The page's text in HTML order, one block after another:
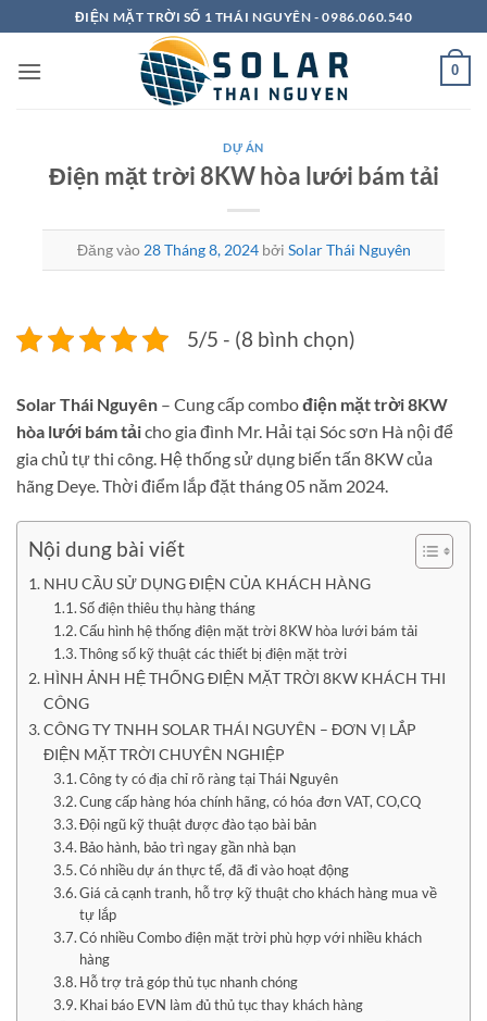
qua
nội
ĐIỆN MẶT TRỜI SỐ 1 THÁI NGUYÊN - 0986.060.540
0
DỰ ÁN
Điện mặt trời 8KW hòa lưới bám tải
Đăng vào 28 Tháng 8, 2024 bởi Solar Thái Nguyên
5/5 - (8 bình chọn)
Solar Thái Nguyên – Cung cấp combođiện mặt trời 8KW
hòa lưới bám tảicho gia đình Mr. Hải tại Sóc sơn Hà nội để
gia chủ tự thi công. Hệ thống sử dụng biến tấn 8KW của
hãng Deye. Thời điểm lắp đặt tháng 05 năm 2024.
Nội dung bài viết
NHU CẦU SỬ DỤNG ĐIỆN CỦA KHÁCH HÀNG
Số điện thiêu thụ hàng tháng
Cấu hình hệ thống điện mặt trời 8KW hòa lưới bám tải
Thông số kỹ thuật các thiết bị điện mặt trời
HÌNH ẢNH HỆ THỐNG ĐIỆN MẶT TRỜI 8KW KHÁCH THI
CÔNG
CÔNG TY TNHH SOLAR THÁI NGUYÊN – ĐƠN VỊ LẮP
ĐIỆN MẶT TRỜI CHUYÊN NGHIỆP
Công ty có địa chỉ rõ ràng tại Thái Nguyên
Cung cấp hàng hóa chính hãng, có hóa đơn VAT, CO,CQ
Đội ngũ kỹ thuật được đào tạo bài bản
Bảo hành, bảo trì ngay gần nhà bạn
Có nhiều dự án thực tế, đã đi vào hoạt động
Giá cả cạnh tranh, hỗ trợ kỹ thuật cho khách hàng mua về
tự lắp
Có nhiều Combo điện mặt trời phù hợp với nhiều khách
hàng
Hỗ trợ trả góp thủ tục nhanh chóng
Khai báo EVN làm đủ thủ tục thay khách hàng